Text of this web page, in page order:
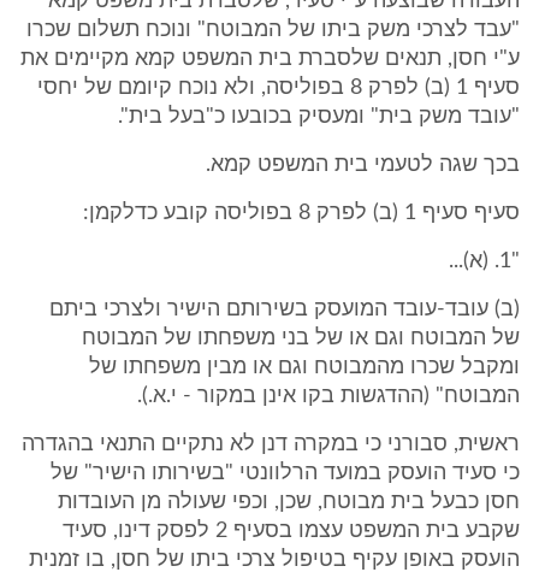
"עבד לצרכי משק ביתו של המבוטח" ונוכח תשלום שכרו
ע"י חסן, תנאים שלסברת בית המשפט קמא מקיימים את
סעיף 1 (ב) לפרק 8 בפוליסה, ולא נוכח קיומם של יחסי
"עובד משק בית" ומעסיק בכובעו כ"בעל בית".
בכך שגה לטעמי בית המשפט קמא.
סעיף סעיף 1 (ב) לפרק 8 בפוליסה קובע כדלקמן:
"1. (א)...
(ב) עובד-עובד המועסק בשירותם הישיר ולצרכי ביתם
של המבוטח וגם או של בני משפחתו של המבוטח
ומקבל שכרו מהמבוטח וגם או מבין משפחתו של
המבוטח" (ההדגשות בקו אינן במקור - י.א.).
ראשית, סבורני כי במקרה דנן לא נתקיים התנאי בהגדרה
כי סעיד הועסק במועד הרלוונטי "בשירותו הישיר" של
חסן כבעל בית מבוטח, שכן, וכפי שעולה מן העובדות
שקבע בית המשפט עצמו בסעיף 2 לפסק דינו, סעיד
הועסק באופן עקיף בטיפול צרכי ביתו של חסן, בו זמנית